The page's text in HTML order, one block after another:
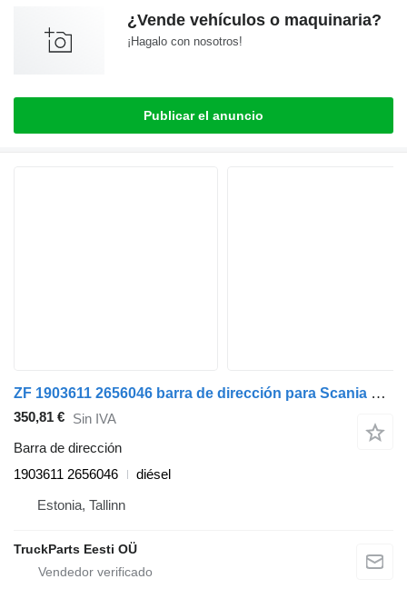
¿Vende vehículos o maquinaria?
¡Hagalo con nosotros!
Publicar el anuncio
ZF 1903611 2656046 barra de dirección para Scania P,G,R,T-series (2004-2017) cabeza tractora
350,81 € Sin IVA
Barra de dirección
1903611 2656046
diésel
Estonia, Tallinn
TruckParts Eesti OÜ